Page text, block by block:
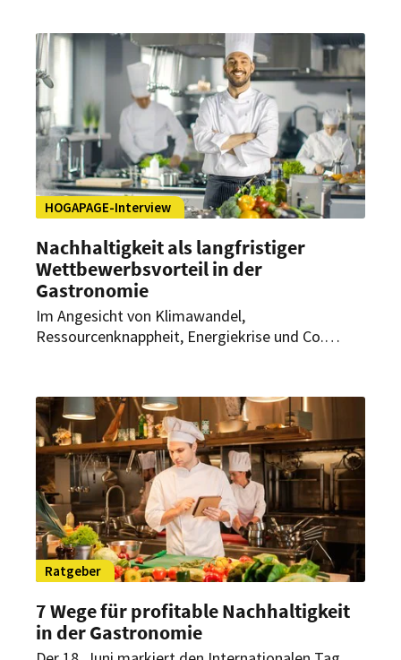
Wirtschaftlichkeit und sozialer Verantwortung.
HOGAPAGE-Interview
Nachhaltigkeit als langfristiger
Wettbewerbsvorteil in der
Gastronomie
Im Angesicht von Klimawandel,
Ressourcenknappheit, Energiekrise und Co.
nachhaltige Konzepte erfolgreich umsetzen
können, verrät Philip Gutschke, Bereichsleiter für
Energiebeschaffung bei der wattline GmbH, im
Interview mit HOGAPAGE.
Ratgeber
7 Wege für profitable Nachhaltigkeit
in der Gastronomie